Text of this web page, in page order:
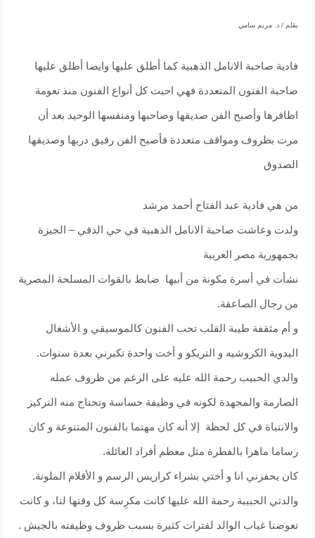
بقلم / د. مريم سامي
فادية صاحبة الانامل الذهبية كما أطلق عليها وايضا أطلق عليها
صاحبة الفنون المتعددة فهي احبت كل أنواع الفنون منذ نعومة
اظافرها وأصبح الفن صديقها وصاحبها ومنفسها الوحيد بعد أن
مرت بظروف ومواقف متعددة فأصبح الفن رفيق دربها وصديقها
الصدوق
من هي فادية عبد الفتاح أحمد مرشد
ولدت وعاشت صاحبة الانامل الذهبية في حي الدقي – الجيزة
بجمهورية مصر العربية
نشأت في أسرة مكونة من أبيها ضابط بالقوات المسلحة المصرية
من رجال الصاعقة.
و أم مثقفة طيبة القلب تحب الفنون كالموسيقي و الأشغال
اليدوية الكروشيه و التريكو و أخت واحدة تكبرني بعدة سنوات.
والدي الحبيب رحمة الله عليه على الرغم من ظروف عمله
الصارمة والمجهدة لكونه في وظيفة حساسة وتحتاج منه التركيز
والانتباة في كل لحظة إلا أنه كان مهتما بالفنون المتنوعة و كان
رساما ماهرا بالفطرة مثل معظم أفراد العائلة.
كان يحفزني انا و أختي بشراء كراريس الرسم و الأقلام الملونة.
والدتي الحبيبة رحمة الله عليها كانت مكرِسة كل وقتها لنا، و كانت
تعوضنا غياب الوالد لفترات كثيرة بسبب ظروف وظيفته بالجيش .